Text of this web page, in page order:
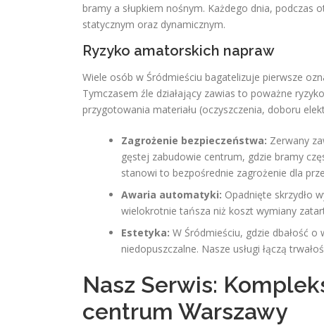
bramy a słupkiem nośnym. Każdego dnia,
statycznym oraz dynamicznym.
Ryzyko amatorskich napraw
Wiele osób w Śródmieściu bagatelizuje pierwsze
Tymczasem źle działający zawias to poważne
przygotowania materiału (oczyszczenia, doboru
Zagrożenie bezpieczeństwa: Zerwany
gęstej zabudowie centrum, gdzie bramy
stanowi to bezpośrednie zagrożenie dla
Awaria automatyki: Opadnięte skrzydło
wielokrotnie tańsza niż koszt wymiany
Estetyka: W Śródmieściu, gdzie dbałość
niedopuszczalne. Nasze usługi łączą
Nasz Serwis:
centrum Warszawy